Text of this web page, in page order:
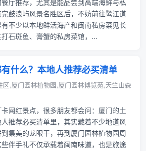
厅推荐，尤其是能品尝到高端海鲜与私
鼓浪屿风景名胜区后，不妨前往鹭江道
不少以本地鲜活海产和闽南私房菜见长
石斑鱼、膏蟹的私房菜馆，...
什么？本地人推荐必买清单
区,厦门园林植物园,厦门园林博览苑,天竺山森
网红景点，很多朋友都会问：厦门的土
推荐必买清单里，其实藏着不少地道风
集美的龙眼干，再到厦门园林植物园周
伴手礼不仅承载着闽南味道，也是旅途